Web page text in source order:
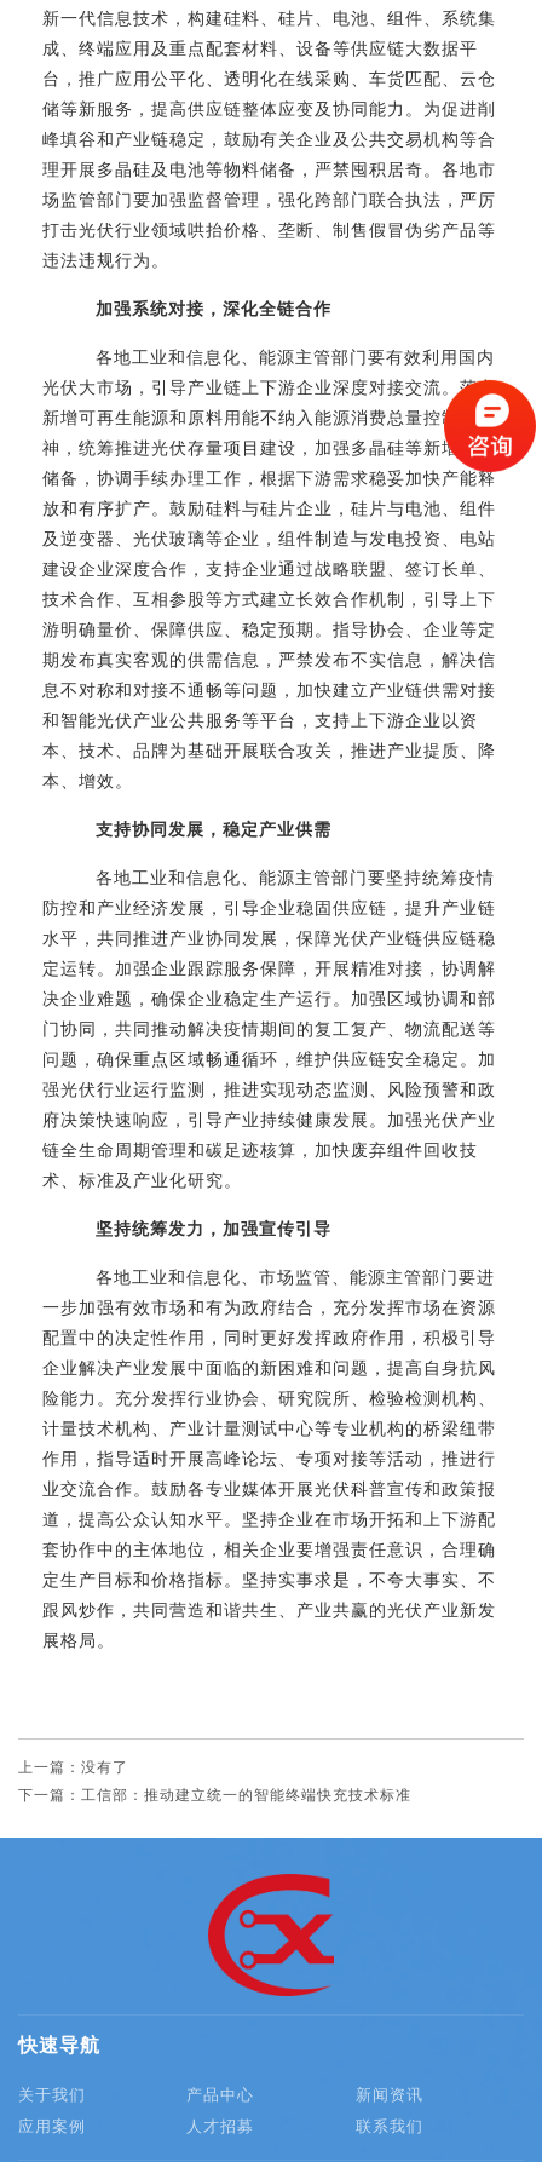
新一代信息技术，构建硅料、硅片、电池、组件、系统集
成、终端应用及重点配套材料、设备等供应链大数据平
台，推广应用公平化、透明化在线采购、车货匹配、云仓
储等新服务，提高供应链整体应变及协同能力。为促进削
峰填谷和产业链稳定，鼓励有关企业及公共交易机构等合
理开展多晶硅及电池等物料储备，严禁囤积居奇。各地市
场监管部门要加强监督管理，强化跨部门联合执法，严厉
打击光伏行业领域哄抬价格、垄断、制售假冒伪劣产品等
违法违规行为。
加强系统对接，深化全链合作
各地工业和信息化、能源主管部门要有效利用国内
光伏大市场，引导产业链上下游企业深度对接交流。落实
新增可再生能源和原料用能不纳入能源消费总量控制的精
神，统筹推进光伏存量项目建设，加强多晶硅等新增项目
储备，协调手续办理工作，根据下游需求稳妥加快产能释
放和有序扩产。鼓励硅料与硅片企业，硅片与电池、组件
及逆变器、光伏玻璃等企业，组件制造与发电投资、电站
建设企业深度合作，支持企业通过战略联盟、签订长单、
技术合作、互相参股等方式建立长效合作机制，引导上下
游明确量价、保障供应、稳定预期。指导协会、企业等定
期发布真实客观的供需信息，严禁发布不实信息，解决信
息不对称和对接不通畅等问题，加快建立产业链供需对接
和智能光伏产业公共服务等平台，支持上下游企业以资
本、技术、品牌为基础开展联合攻关，推进产业提质、降
本、增效。
支持协同发展，稳定产业供需
各地工业和信息化、能源主管部门要坚持统筹疫情
防控和产业经济发展，引导企业稳固供应链，提升产业链
水平，共同推进产业协同发展，保障光伏产业链供应链稳
定运转。加强企业跟踪服务保障，开展精准对接，协调解
决企业难题，确保企业稳定生产运行。加强区域协调和部
门协同，共同推动解决疫情期间的复工复产、物流配送等
问题，确保重点区域畅通循环，维护供应链安全稳定。加
强光伏行业运行监测，推进实现动态监测、风险预警和政
府决策快速响应，引导产业持续健康发展。加强光伏产业
链全生命周期管理和碳足迹核算，加快废弃组件回收技
术、标准及产业化研究。
坚持统筹发力，加强宣传引导
各地工业和信息化、市场监管、能源主管部门要进
一步加强有效市场和有为政府结合，充分发挥市场在资源
配置中的决定性作用，同时更好发挥政府作用，积极引导
企业解决产业发展中面临的新困难和问题，提高自身抗风
险能力。充分发挥行业协会、研究院所、检验检测机构、
计量技术机构、产业计量测试中心等专业机构的桥梁纽带
作用，指导适时开展高峰论坛、专项对接等活动，推进行
业交流合作。鼓励各专业媒体开展光伏科普宣传和政策报
道，提高公众认知水平。坚持企业在市场开拓和上下游配
套协作中的主体地位，相关企业要增强责任意识，合理确
定生产目标和价格指标。坚持实事求是，不夸大事实、不
跟风炒作，共同营造和谐共生、产业共赢的光伏产业新发
展格局。
上一篇：没有了
下一篇：工信部：推动建立统一的智能终端快充技术标准
快速导航
关于我们 产品中心
新闻资讯
应用案例
人才招募 联系我们